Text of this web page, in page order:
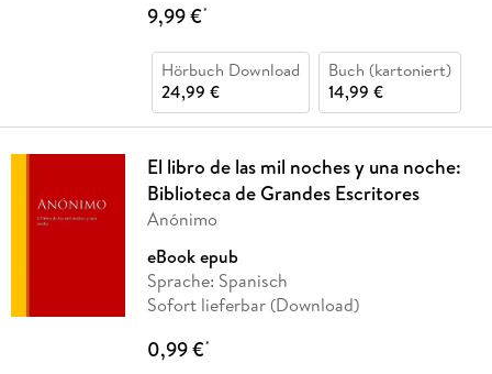
9,99 €*
Hörbuch Download
24,99 €
Buch (kartoniert)
14,99 €
El libro de las mil noches y una noche:
Biblioteca de Grandes Escritores
Anónimo
eBook epub
Sprache: Spanisch
Sofort lieferbar (Download)
0,99 €*